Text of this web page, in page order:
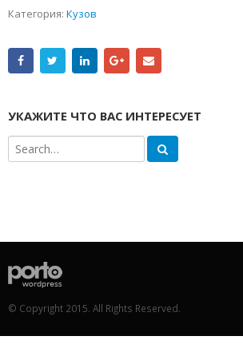
Категория: Кузов
УКАЖИТЕ ЧТО ВАС ИНТЕРЕСУЕТ
© Copyright 2015. All Rights Reserved.